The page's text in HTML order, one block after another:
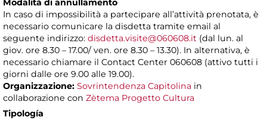
Modalità di annullamento
In caso di impossibilità a partecipare all’attività prenotata, è
necessario comunicare la disdetta tramite email al
seguente indirizzo: disdetta.visite@060608.it (dal lun. al
giov. ore 8.30 – 17.00/ ven. ore 8.30 – 13.30). In alternativa, è
necessario chiamare il Contact Center 060608 (attivo tutti i
giorni dalle ore 9.00 alle 19.00).
Organizzazione: Sovrintendenza Capitolina in
collaborazione con Zètema Progetto Cultura
Tipología